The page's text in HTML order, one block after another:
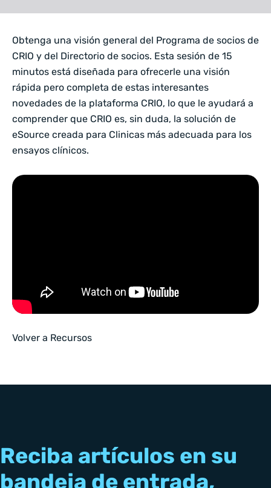
Obtenga una visión general del Programa de socios de
CRIO y del Directorio de socios. Esta sesión de 15
minutos está diseñada para ofrecerle una visión
rápida pero completa de estas interesantes
novedades de la plataforma CRIO, lo que le ayudará a
comprender que CRIO es, sin duda, la solución de
eSource creada para Clinicas más adecuada para los
ensayos clínicos.
Volver a Recursos
Reciba artículos en su
bandeja de entrada,